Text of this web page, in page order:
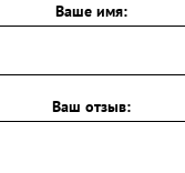
Ваше имя:
Ваш отзыв: